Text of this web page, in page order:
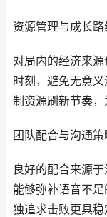
资源管理与成长路
对局内的经济来
时刻，避免无意
制资源刷新节奏，
团队配合与沟通策
良好的配合来源
能够弥补语音不
独追求击败更具稳